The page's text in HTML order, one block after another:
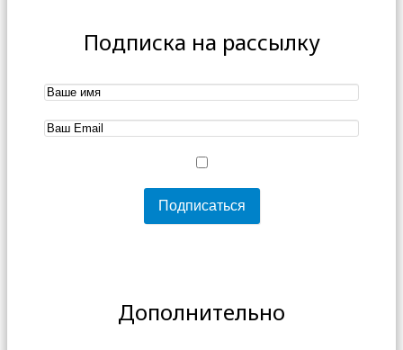
Подписка на рассылку
Дополнительно